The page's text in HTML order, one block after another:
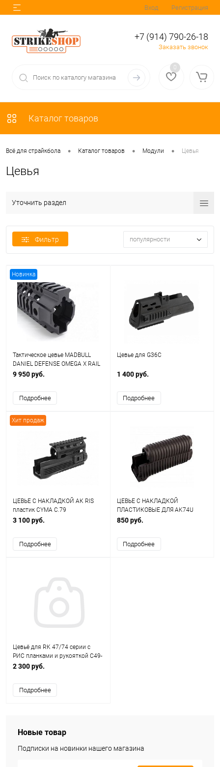
Вход Регистрация
+7 (914) 790-26-18
Заказать звонок
0
Каталог товаров
Всё для страйкбола • Каталог товаров • Модули • Цевья
Цевья
Уточнить раздел
Фильтр популярности
Новинка
Тактическое цевье MADBULL
DANIEL DEFENSE OMEGA X RAIL
(9 INCH / BLACK)
9 950 руб.
Подробнее
Цевье для G36C
1 400 руб.
Подробнее
Хит продаж
ЦЕВЬЕ С НАКЛАДКОЙ АК RIS
пластик CYMA C.79
3 100 руб.
Подробнее
ЦЕВЬЕ С НАКЛАДКОЙ
ПЛАСТИКОВЫЕ ДЛЯ AK74U
CYMA C.65
850 руб.
Подробнее
Цевьё для RK 47/74 серии с
РИС планками и рукояткой C49-
S (CYMA)
2 300 руб.
Подробнее
Новые товар
Подписки на новинки нашего магазина